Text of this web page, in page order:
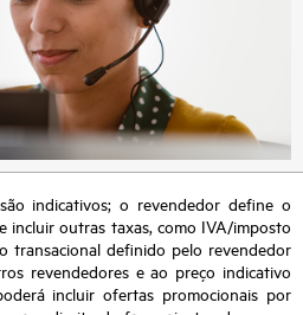
indicativos; o revendedor define o
incluir outras taxas, como IVA/imposto
transacional definido pelo revendedor
revendedores e ao preço indicativo
incluir ofertas promocionais por